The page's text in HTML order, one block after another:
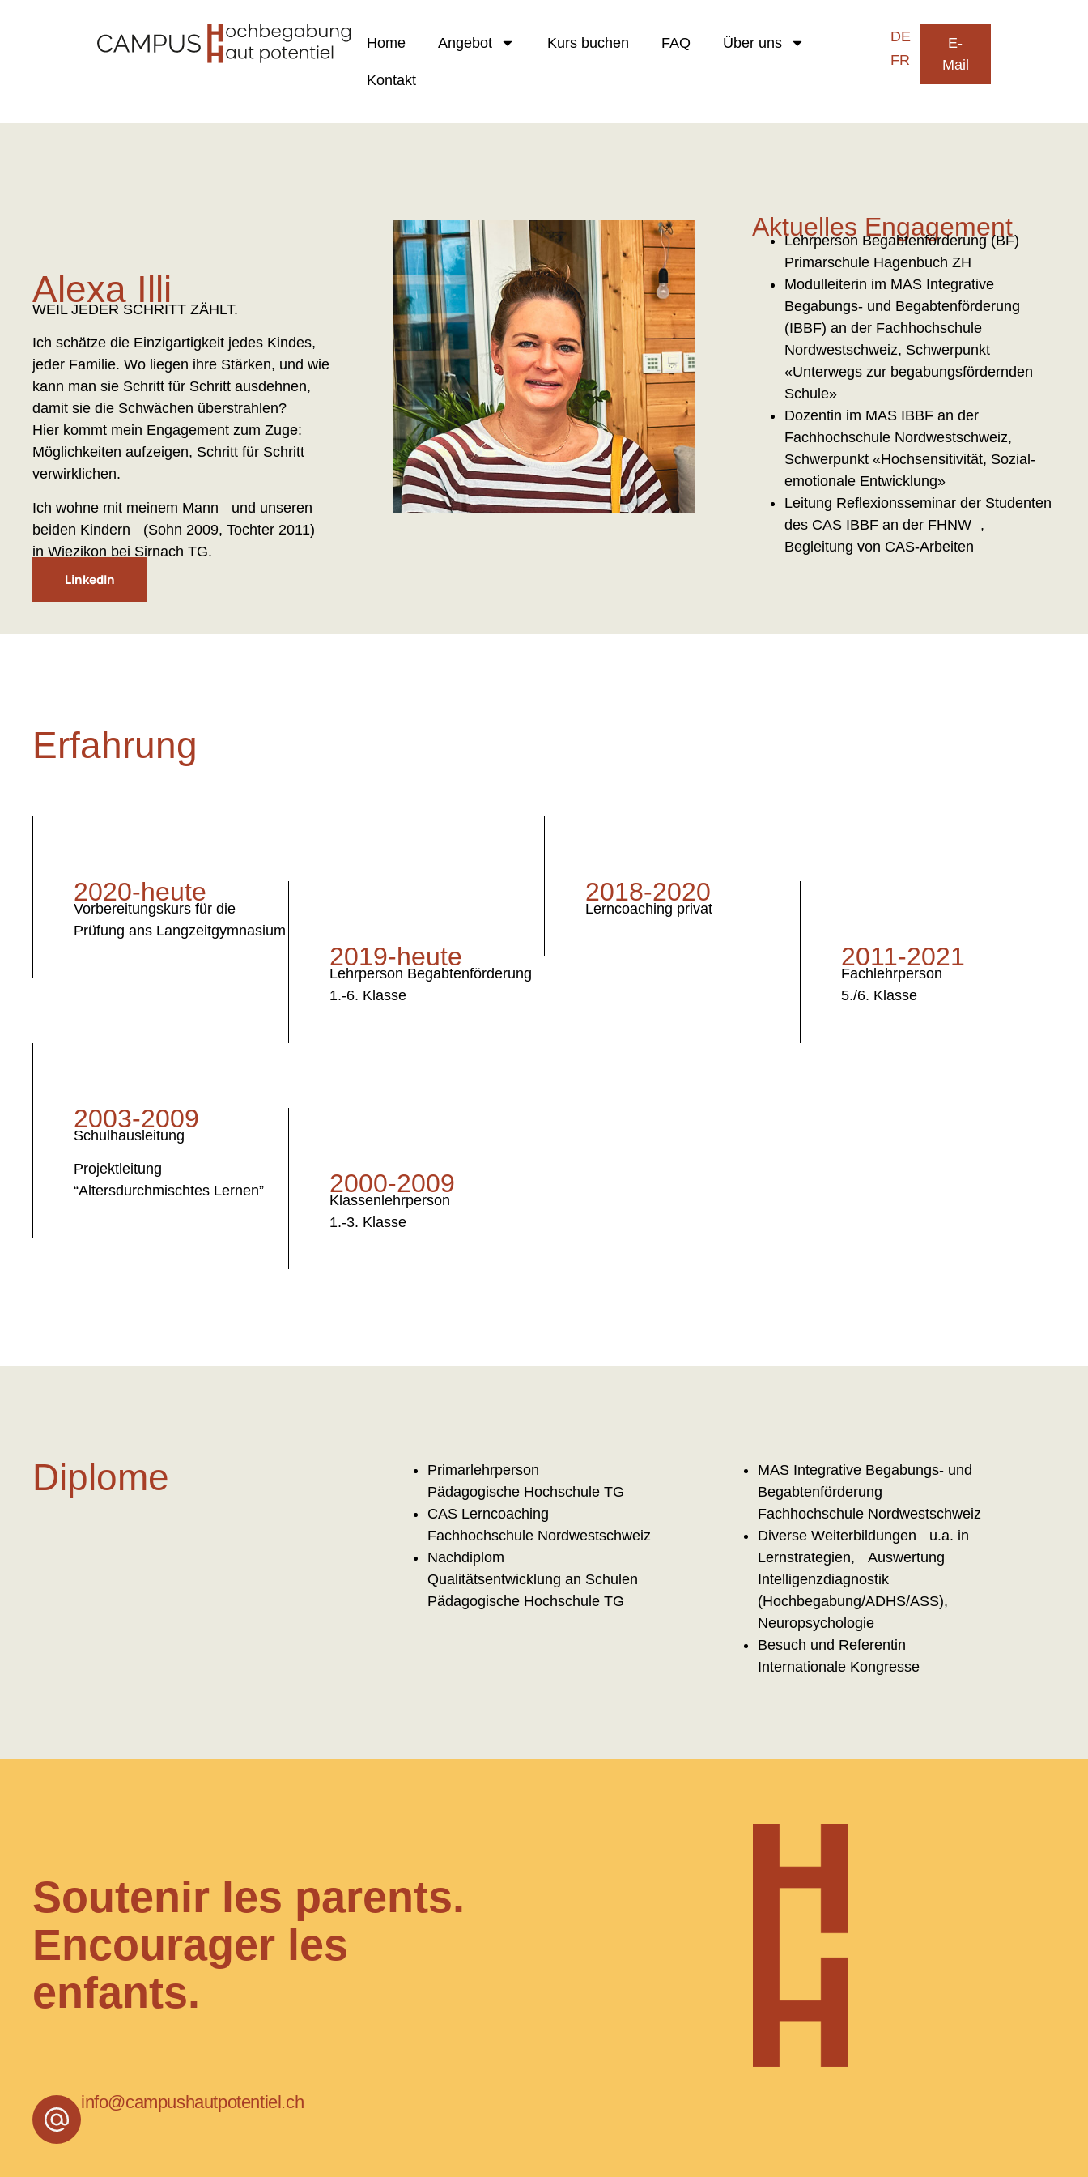
Home Angebot Kurs buchen FAQ Über uns
Kontakt
E-
Mail
Alexa Illi
WEIL JEDER SCHRITT ZÄHLT.
Ich schätze die Einzigartigkeit jedes Kindes,
jeder Familie. Wo liegen ihre Stärken, und wie
kann man sie Schritt für Schritt ausdehnen,
damit sie die Schwächen überstrahlen?
Hier kommt mein Engagement zum Zuge:
Möglichkeiten aufzeigen, Schritt für Schritt
verwirklichen.
Ich wohne mit meinem Mann und unseren
beiden Kindern (Sohn 2009, Tochter 2011)
in Wiezikon bei Sirnach TG.
LinkedIn
Aktuelles Engagement
Lehrperson Begabtenförderung (BF)
Primarschule Hagenbuch ZH
Modulleiterin im MAS Integrative
Begabungs- und Begabtenförderung
(IBBF) an der Fachhochschule
Nordwestschweiz, Schwerpunkt
«Unterwegs zur begabungsfördernden
Schule»
Dozentin im MAS IBBF an der
Fachhochschule Nordwestschweiz,
Schwerpunkt «Hochsensitivität, Sozial-
emotionale Entwicklung»
Leitung Reflexionsseminar der Studenten
des CAS IBBF an der FHNW ,
Begleitung von CAS-Arbeiten
Erfahrung
2020-heute
Vorbereitungskurs für die
Prüfung ans Langzeitgymnasium
2019-heute
Lehrperson Begabtenförderung
1.-6. Klasse
2018-2020
Lerncoaching privat
2011-2021
Fachlehrperson
5./6. Klasse
2003-2009
Schulhausleitung
Projektleitung
“Altersdurchmischtes Lernen”
2000-2009
Klassenlehrperson
1.-3. Klasse
Diplome
Primarlehrperson
Pädagogische Hochschule TG
CAS Lerncoaching
Fachhochschule Nordwestschweiz
Nachdiplom
Qualitätsentwicklung an Schulen
Pädagogische Hochschule TG
MAS Integrative Begabungs- und
Begabtenförderung
Fachhochschule Nordwestschweiz
Diverse Weiterbildungen u.a. in
Lernstrategien, Auswertung
Intelligenzdiagnostik
(Hochbegabung/ADHS/ASS),
Neuropsychologie
Besuch und Referentin
Internationale Kongresse
Soutenir les parents.
Encourager les
enfants.
info@campushautpotentiel.ch